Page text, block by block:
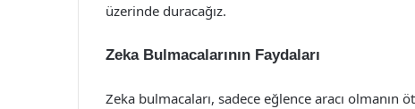
üzerinde duracağız.
Zeka Bulmacalarının Faydaları
Zeka bulmacaları, sadece eğlence aracı